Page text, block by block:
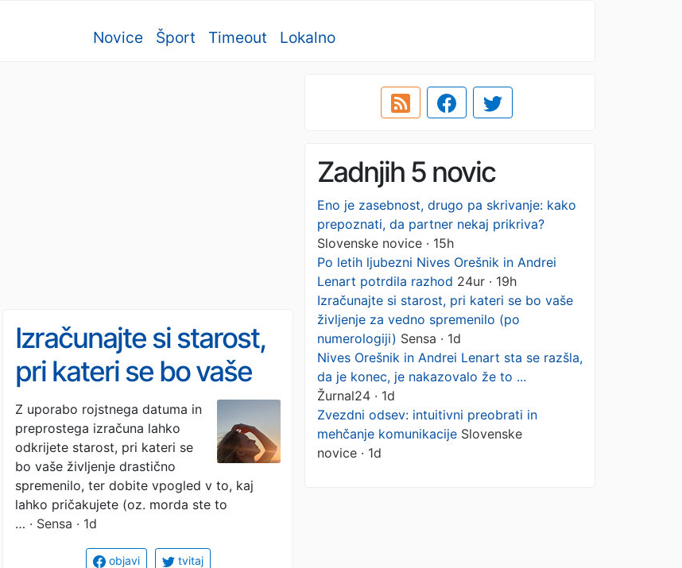
Novice Šport Timeout Lokalno
Zadnjih 5 novic
Eno je zasebnost, drugo pa skrivanje: kako
prepoznati, da partner nekaj prikriva?
Slovenske novice · 15h
Po letih ljubezni Nives Orešnik in Andrei
Lenart potrdila razhod 24ur · 19h
Izračunajte si starost, pri kateri se bo vaše
življenje za vedno spremenilo (po
numerologiji) Sensa · 1d
Nives Orešnik in Andrei Lenart sta se razšla,
da je konec, je nakazovalo že to ...
Žurnal24 · 1d
Zvezdni odsev: intuitivni preobrati in
mehčanje komunikacije Slovenske
novice · 1d
Izračunajte si starost,
pri kateri se bo vaše
življenje za vedno
spremenilo (po
numerologiji)
Z uporabo rojstnega datuma in
preprostega izračuna lahko
odkrijete starost, pri kateri se
bo vaše življenje drastično
spremenilo, ter dobite vpogled v to, kaj
lahko pričakujete (oz. morda ste to
… · Sensa · 1d
objavi tvitaj